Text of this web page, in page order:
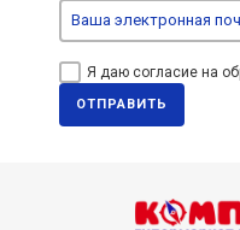
Я даю согласие на
ОТПРАВИТЬ